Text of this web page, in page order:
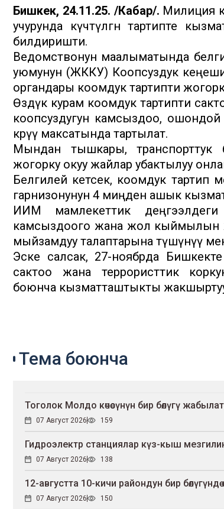
Бишкек, 24.11.25. /Кабар/. Милиция
учурунда күчөтүлгөн тартипте
билдиришти.
Ведомствонун маалыматында
уюмунун (ЖККУ) Коопсуздук
органдары коомдук тартипти
Өздүк курам коомдук тартипти
коопсуздугун камсыздоо, ошондой
көрүү максатында тартылат.
Мындан тышкары, транспорттук
жогорку окуу жайлар убактылуу онлайн
Белгилей кетсек, коомдук тартип
гарнизонунун 4 миңден ашык
ИИМ мамлекеттик
камсыздоого жана жол кыймылын
мыйзамдуу талаптарына түшүнүү
Эске салсак, 27-ноябрда
сактоо жана террористтик
боюнча кызматташтыкты
Тема боюнча
Тоголок Молдо көчөсүнүн бир бөлүгү
07 Август 2026 159
Гидроэлектр станциялар күз-кыш
07 Август 2026 138
12-августта 10-кичи райондун бир бөлүгүндө
07 Август 2026 150